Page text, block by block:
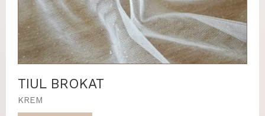
TIUL BROKAT
KREM